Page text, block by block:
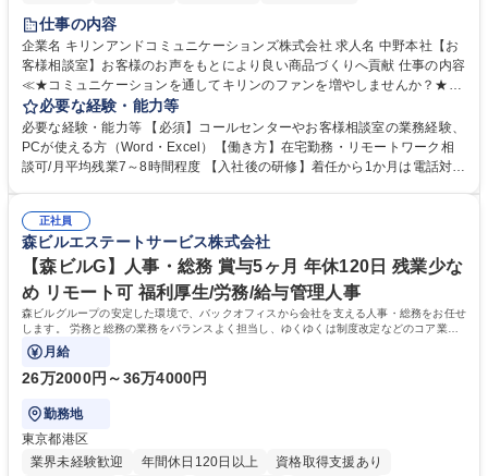
仕事の内容
企業名 キリンアンドコミュニケーションズ株式会社 求人名 中野本社【お
客様相談室】お客様のお声をもとにより良い商品づくりへ貢献 仕事の内容
≪★コミュニケーションを通してキリンのファンを増やしませんか？★≫
お客様のお声をより良い商品づくりに活かしていく上で、窓口となるお客
様相談室でのお仕事です。 日々お客様からいただくキリングループへのご
意見を、企業活動に活かしています。お客様からの声に迅速かつ誠意をも
って対応、情報提供するとともにグループ内活動に反映しています。 【具
平均100件前後■メール・手紙：同上40件前後 募集職種 中野本社【お客様
相談室】お客様のお声をもとにより良い商品づくりへ貢献
必要な経験・能力等
必要な経験・能力等 【必須】コールセンターやお客様相談室の業務経験、
PCが使える方（Word・Excel）【働き方】在宅勤務・リモートワーク相
談可/月平均残業7～8時間程度 【入社後の研修】着任から1か月は電話対応
すのでご安心ください。 【当社について】キリングループの広報機能を担
う会社として、お客様との出会いを大切にし、磨き上げたホスピタリティ
を込めてコミュニケーションをとりながら広報関連業務を行っておりま
す。 学歴・資格 学歴：大学院 大学 高専 短大 専修学校 高校 語学力： 資
格：
正社員
森ビルエステートサービス株式会社
【森ビルG】人事・総務 賞与5ヶ月 年休120日 残業少な
め リモート可 福利厚生/労務/給与管理人事
森ビルグループの安定した環境で、バックオフィスから会社を支える人事・総務をお任せ
します。 労務と総務の業務をバランスよく担当し、ゆくゆくは制度改定などのコア業務
にも挑戦できる、やりがいある環境です。
月給
26万2000円～36万4000円
勤務地
東京都港区
業界未経験歓迎
年間休日120日以上 資格取得支援あり